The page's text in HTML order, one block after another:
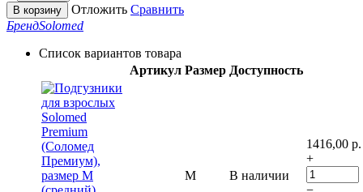
В корзину Отложить Сравнить
БрендSolomed
Список вариантов товара
Артикул Размер Доступность
M В наличии
1416,00 р.
+